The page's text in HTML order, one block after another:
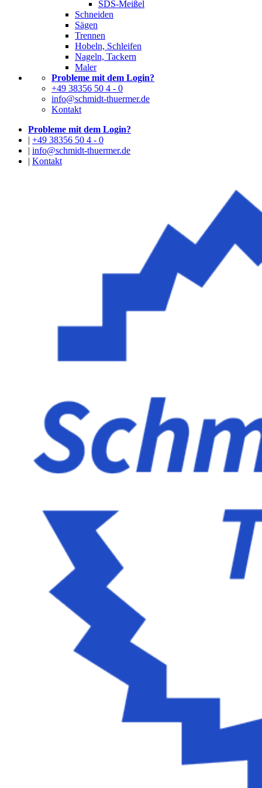
SDS-Meißel
Schneiden
Sägen
Trennen
Hobeln, Schleifen
Nageln, Tackern
Maler
Probleme mit dem Login?
+49 38356 50 4 - 0
info@schmidt-thuermer.de
Kontakt
Probleme mit dem Login?
| +49 38356 50 4 - 0
| info@schmidt-thuermer.de
| Kontakt